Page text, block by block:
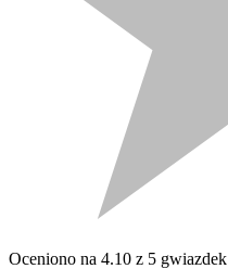
Oceniono na 4.10 z 5 gwiazdek